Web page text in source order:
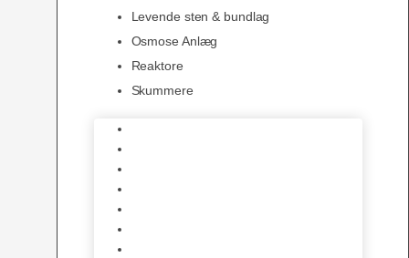
Levende sten & bundlag
Osmose Anlæg
Reaktore
Skummere